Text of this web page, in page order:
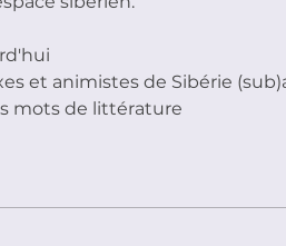
et animistes de Sibérie
mots de littérature